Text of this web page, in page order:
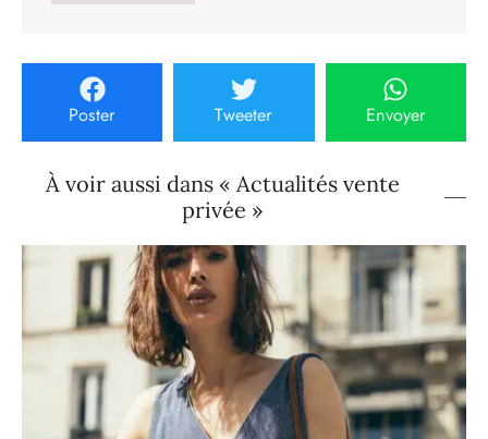
Poster Tweeter Envoyer
À voir aussi dans « Actualités vente
privée »